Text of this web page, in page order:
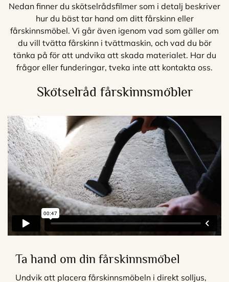
Nedan finner du skötselrådsfilmer som i detalj beskriver
hur du bäst tar hand om ditt fårskinn eller
fårskinnsmöbel. Vi går även igenom vad som gäller om
du vill tvätta fårskinn i tvättmaskin, och vad du bör
tänka på för att undvika att skada materialet. Har du
frågor eller funderingar, tveka inte att kontakta oss.
Skötselråd fårskinnsmöbler
Ta hand om din fårskinnsmöbel
Undvik att placera fårskinnsmöbeln i direkt solljus,